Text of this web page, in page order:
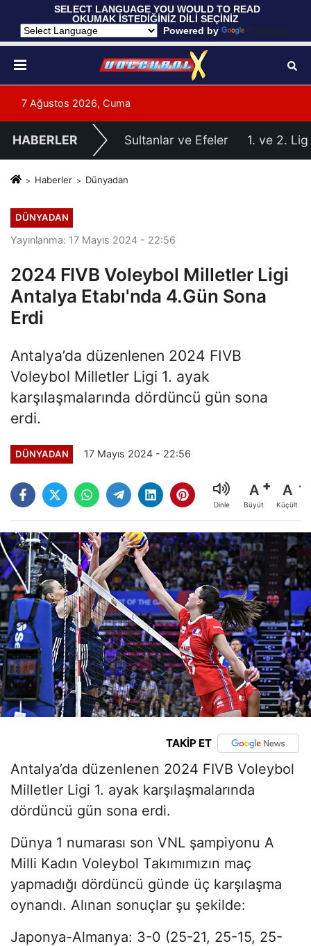
SELECT LANGUAGE YOU WOULD TO READ
OKUMAK İSTEDİĞİNİZ DİLİ SEÇİNİZ
Powered by
Translate
7 Ağustos 2026, Cuma
HABERLER Sultanlar ve Efeler 1. ve 2. Lig
Haberler Dünyadan
DÜNYADAN
Yayınlanma: 17 Mayıs 2024 - 22:56
2024 FIVB Voleybol Milletler Ligi
Antalya Etabı'nda 4.Gün Sona
Erdi
Antalya’da düzenlenen 2024 FIVB
Voleybol Milletler Ligi 1. ayak
karşılaşmalarında dördüncü gün sona
erdi.
DÜNYADAN 17 Mayıs 2024 - 22:56
Dinle
A
Büyüt
A
Küçült
TAKİP ET
Antalya’da düzenlenen 2024 FIVB Voleybol
Milletler Ligi 1. ayak karşılaşmalarında
dördüncü gün sona erdi.
Dünya 1 numarası son VNL şampiyonu A
Milli Kadın Voleybol Takımımızın maç
yapmadığı dördüncü günde üç karşılaşma
oynandı. Alınan sonuçlar şu şekilde:
Japonya-Almanya: 3-0 (25-21, 25-15, 25-